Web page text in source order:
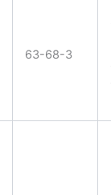
63-68-3